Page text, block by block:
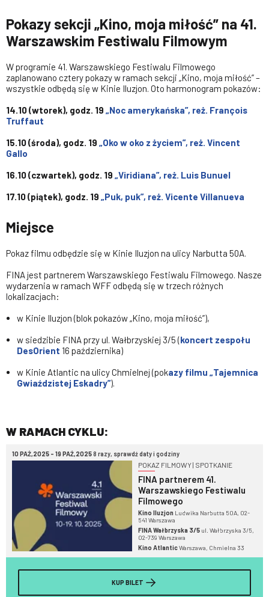
Pokazy sekcji „Kino, moja miłość” na 41.
Warszawskim Festiwalu Filmowym
W programie 41. Warszawskiego Festiwalu Filmowego
zaplanowano cztery pokazy w ramach sekcji „Kino, moja miłość” –
wszystkie odbędą się w Kinie Iluzjon. Oto harmonogram pokazów:
14.10 (wtorek), godz. 19 „Noc amerykańska”, reż. François
Truffaut
15.10 (środa), godz. 19 „Oko w oko z życiem”, reż. Vincent
Gallo
16.10 (czwartek), godz. 19 „Viridiana”, reż. Luis Bunuel
17.10 (piątek), godz. 19 „Puk, puk”, reż. Vicente Villanueva
Miejsce
Pokaz filmu odbędzie się w Kinie Iluzjon na ulicy Narbutta 50A.
FINA jest partnerem Warszawskiego Festiwalu Filmowego. Nasze
wydarzenia w ramach WFF odbędą się w trzech różnych
lokalizacjach:
w Kinie Iluzjon (blok pokazów „Kino, moja miłość”),
w siedzibie FINA przy ul. Wałbrzyskiej 3/5 (koncert zespołu
DesOrient 16 października)
w Kinie Atlantic na ulicy Chmielnej (pokazy filmu „Tajemnica
Gwiaździstej Eskadry”).
W RAMACH CYKLU:
10 PAŹ,2025 - 19 PAŹ,20258 razy, sprawdź daty i godziny
POKAZ FILMOWY | SPOTKANIE
FINA partnerem 41.
Warszawskiego Festiwalu
Filmowego
Kino Iluzjon Ludwika Narbutta 50A, 02-
541 Warszawa
FINA Wałbrzyska 3/5 ul. Wałbrzyska 3/5,
02-739 Warszawa
Kino AtlanticWarszawa, Chmielna 33
KUP BILET